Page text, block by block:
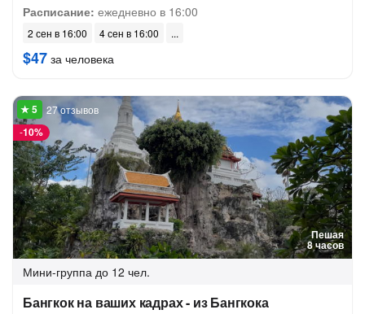
Расписание: ежедневно в 16:00
2 сен в 16:00 4 сен в 16:00
$47 за человека
Пешая
8 часов
-10%
27 отзывов
Мини-группа до 12 чел.
Бангкок на ваших кадрах - из Бангкока